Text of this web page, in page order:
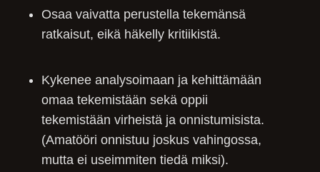
Osaa vaivatta perustella tekemänsä
ratkaisut, eikä häkelly kritiikistä.
Kykenee analysoimaan ja kehittämään
omaa tekemistään sekä oppii
tekemistään virheistä ja onnistumisista.
(Amatööri onnistuu joskus vahingossa,
mutta ei useimmiten tiedä miksi).